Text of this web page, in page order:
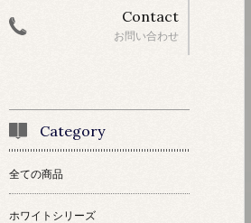
Contact
お問い合わせ
Category
全ての商品
ホワイトシリーズ